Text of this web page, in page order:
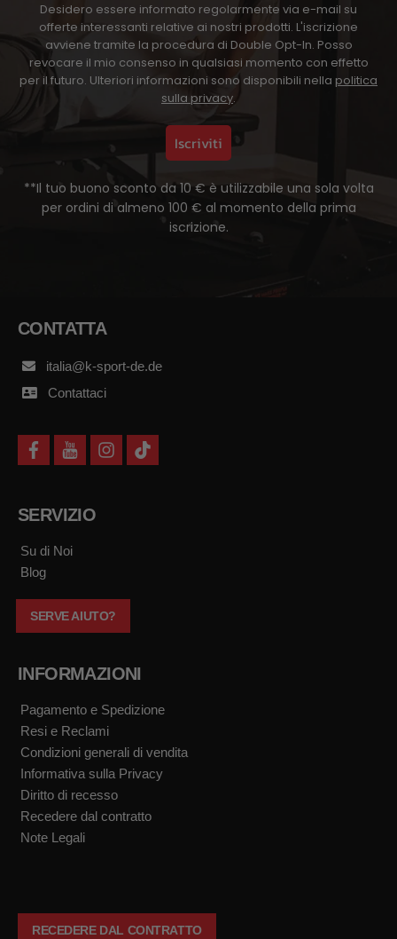
Desidero essere informato regolarmente via e-mail su
offerte interessanti relative ai nostri prodotti. L'iscrizione
avviene tramite la procedura di Double Opt-In. Posso
revocare il mio consenso in qualsiasi momento con effetto
per il futuro. Ulteriori informazioni sono disponibili nella politica
sulla privacy.
Iscriviti
**Il tuo buono sconto da 10 € è utilizzabile una sola volta
per ordini di almeno 100 € al momento della prima
iscrizione.
CONTATTA
italia@k-sport-de.de
Contattaci
f
a
b
o
y
o
u
b
i
n
t
i
SERVIZIO
Su di Noi
Blog
SERVE AIUTO?
INFORMAZIONI
Pagamento e Spedizione
Resi e Reclami
Condizioni generali di vendita
Informativa sulla Privacy
Diritto di recesso
Recedere dal contratto
Note Legali
RECEDERE DAL CONTRATTO